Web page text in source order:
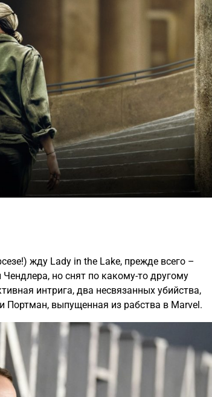
жду Lady in the Lake, прежде всего –
но снят по какому-то другому
интрига, два несвязанных убийства,
Портман, выпущенная из рабства в Marvel.